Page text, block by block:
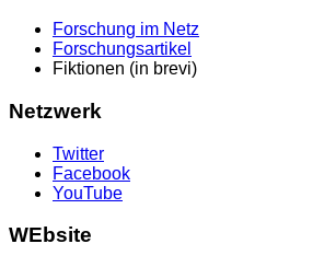
Forschung im Netz
Forschungsartikel
Fiktionen (in brevi)
Netzwerk
Twitter
Facebook
YouTube
WEbsite